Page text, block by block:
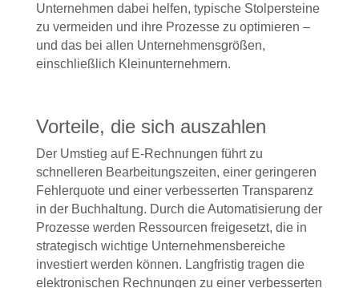
Unternehmen dabei helfen, typische Stolpersteine
zu vermeiden und ihre Prozesse zu optimieren –
und das bei allen Unternehmensgrößen,
einschließlich Kleinunternehmern.
Vorteile, die sich auszahlen
Der Umstieg auf E-Rechnungen führt zu
schnelleren Bearbeitungszeiten, einer geringeren
Fehlerquote und einer verbesserten Transparenz
in der Buchhaltung. Durch die Automatisierung der
Prozesse werden Ressourcen freigesetzt, die in
strategisch wichtige Unternehmensbereiche
investiert werden können. Langfristig tragen die
elektronischen Rechnungen zu einer verbesserten